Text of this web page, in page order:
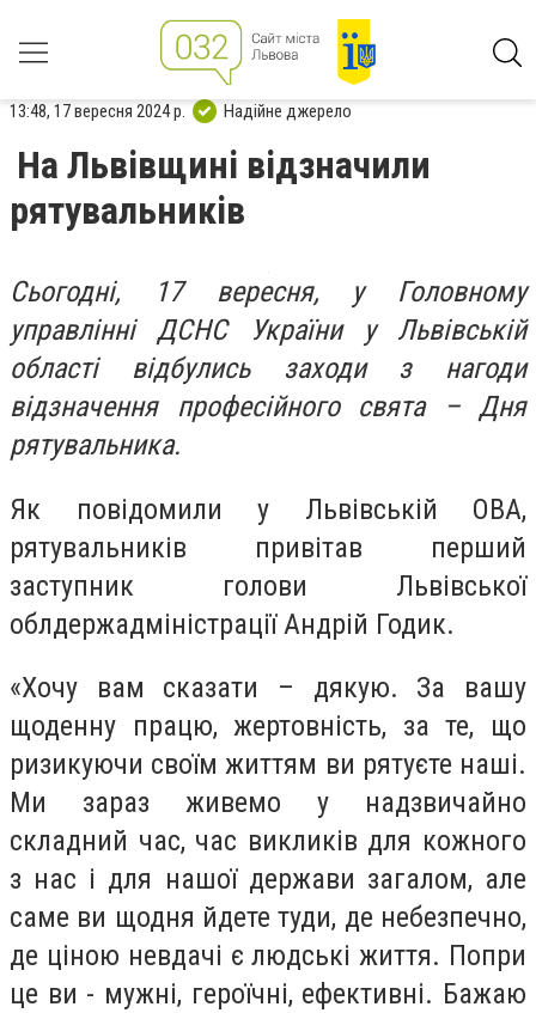
13:48, 17 вересня 2024 р. Надійне джерело
На Львівщині відзначили
рятувальників
Сьогодні, 17 вересня, у Головному
управлінні ДСНС України у Львівській
області відбулись заходи з нагоди
відзначення професійного свята – Дня
рятувальника.
Як повідомили у Львівській ОВА,
рятувальників привітав перший
заступник голови Львівської
облдержадміністрації Андрій Годик.
«Хочу вам сказати – дякую. За вашу
щоденну працю, жертовність, за те, що
ризикуючи своїм життям ви рятуєте наші.
Ми зараз живемо у надзвичайно
складний час, час викликів для кожного
з нас і для нашої держави загалом, але
саме ви щодня йдете туди, де небезпечно,
де ціною невдачі є людські життя. Попри
це ви - мужні, героїчні, ефективні. Бажаю